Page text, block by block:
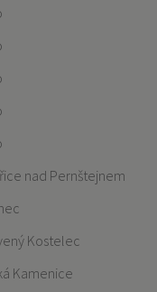
nad Pernštejnem
Kostelec
Kamenice